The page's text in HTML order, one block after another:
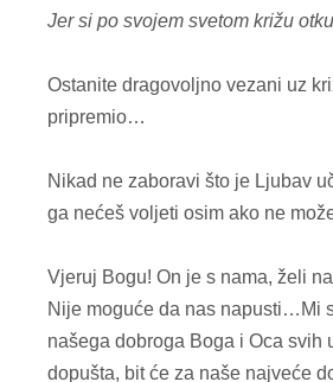
Jer si po svojem svetom križu
Ostanite dragovoljno vezani uz
pripremio…
Nikad ne zaboravi što je Ljubav
ga nećeš voljeti osim ako ne
Vjeruj Bogu! On je s nama, želi
Nije moguće da nas napusti…Mi
našega dobroga Boga i Oca svih
dopušta, bit će za naše najveće